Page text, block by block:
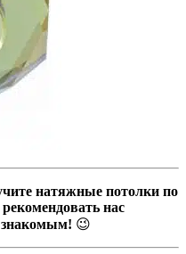
натяжные потолки по
нас
😉